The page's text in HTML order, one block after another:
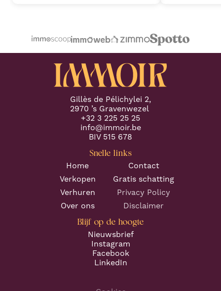
Gillès de Pélichylei 2,
2970 ’s Gravenwezel
+32 3 225 25 25
info@immoir.be
BIV 515 678
Snelle links
Home
Contact
Verkopen
Gratis schatting
Verhuren
Privacy Policy
Over ons
Disclaimer
Blijf op de hoogte
Nieuwsbrief
Instagram
Facebook
LinkedIn